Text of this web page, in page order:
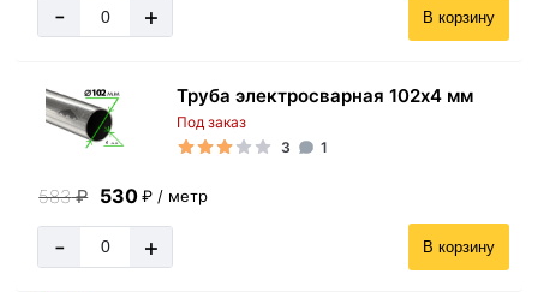
- + В корзину
Труба электросварная 102х4 мм
Под заказ
3
1
583₽ 530 ₽ / метр
- + В корзину